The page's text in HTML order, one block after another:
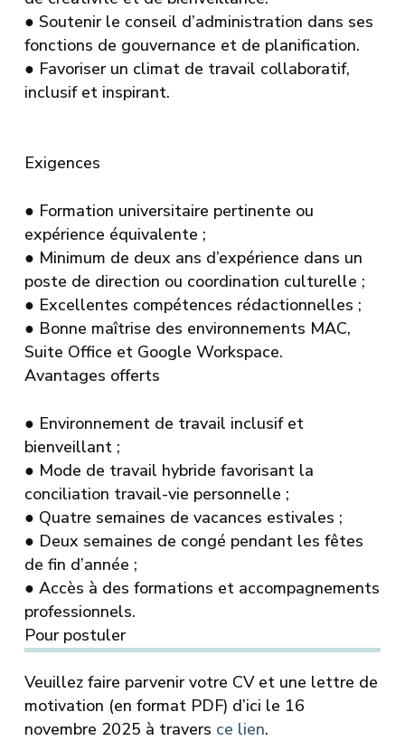
● Soutenir le conseil d’administration dans ses
fonctions de gouvernance et de planification.
● Favoriser un climat de travail collaboratif,
inclusif et inspirant.
Exigences
● Formation universitaire pertinente ou
expérience équivalente ;
● Minimum de deux ans d’expérience dans un
poste de direction ou coordination culturelle ;
● Excellentes compétences rédactionnelles ;
● Bonne maîtrise des environnements MAC,
Suite Office et Google Workspace.
Avantages offerts
● Environnement de travail inclusif et
bienveillant ;
● Mode de travail hybride favorisant la
conciliation travail-vie personnelle ;
● Quatre semaines de vacances estivales ;
● Deux semaines de congé pendant les fêtes
de fin d’année ;
● Accès à des formations et accompagnements
professionnels.
Pour postuler
Veuillez faire parvenir votre CV et une lettre de
motivation (en format PDF) d’ici le 16
novembre 2025 à travers ce lien.